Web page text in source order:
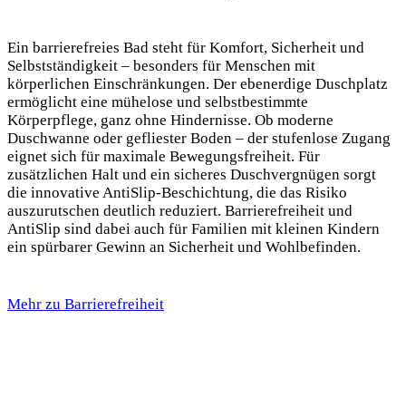
Ein barrierefreies Bad steht für Komfort, Sicherheit und
Selbstständigkeit – besonders für Menschen mit
körperlichen Einschränkungen. Der ebenerdige Duschplatz
ermöglicht eine mühelose und selbstbestimmte
Körperpflege, ganz ohne Hindernisse. Ob moderne
Duschwanne oder gefliester Boden – der stufenlose Zugang
eignet sich für maximale Bewegungsfreiheit. Für
zusätzlichen Halt und ein sicheres Duschvergnügen sorgt
die innovative AntiSlip-Beschichtung, die das Risiko
auszurutschen deutlich reduziert. Barrierefreiheit und
AntiSlip sind dabei auch für Familien mit kleinen Kindern
ein spürbarer Gewinn an Sicherheit und Wohlbefinden.
Mehr zu Barrierefreiheit